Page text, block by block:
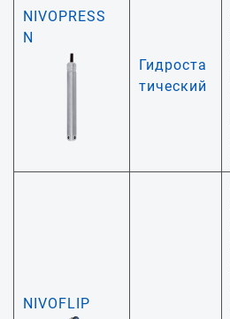
NIVOPRESS
N
Гидроста
тический
NIVOFLIP